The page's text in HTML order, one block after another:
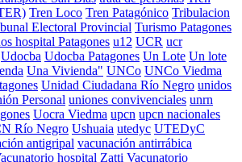
Tren Loco Tren Patagónico Tribulacion
Electoral Provincial Turismo Patagones
hospital Patagones u12 UCR ucr
Udocba Udocba Patagones Un Lote Un lote
Una Vivienda" UNCo UNCo Viedma
Unidad Ciudadana Río Negro unidos
Personal uniones convivenciales unrn
Uocra Viedma upcn upcn nacionales
Río Negro Ushuaia utedyc UTEDyC
antigripal vacunación antirrábica
hospital Zatti Vacunatorio